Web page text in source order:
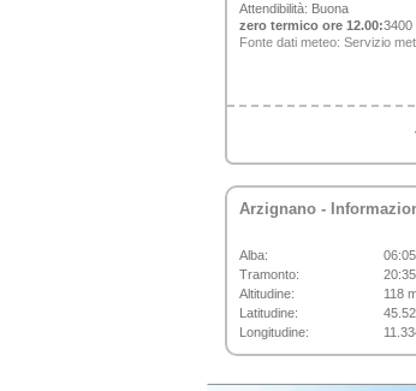
Attendibilità: Buona
zero termico ore 12.00:3400
Fonte dati meteo: Servizio
Arzignano -
Alba: 06:05
Tramonto:
20:35
Altitudine:
118
Latitudine:
Longitudine: